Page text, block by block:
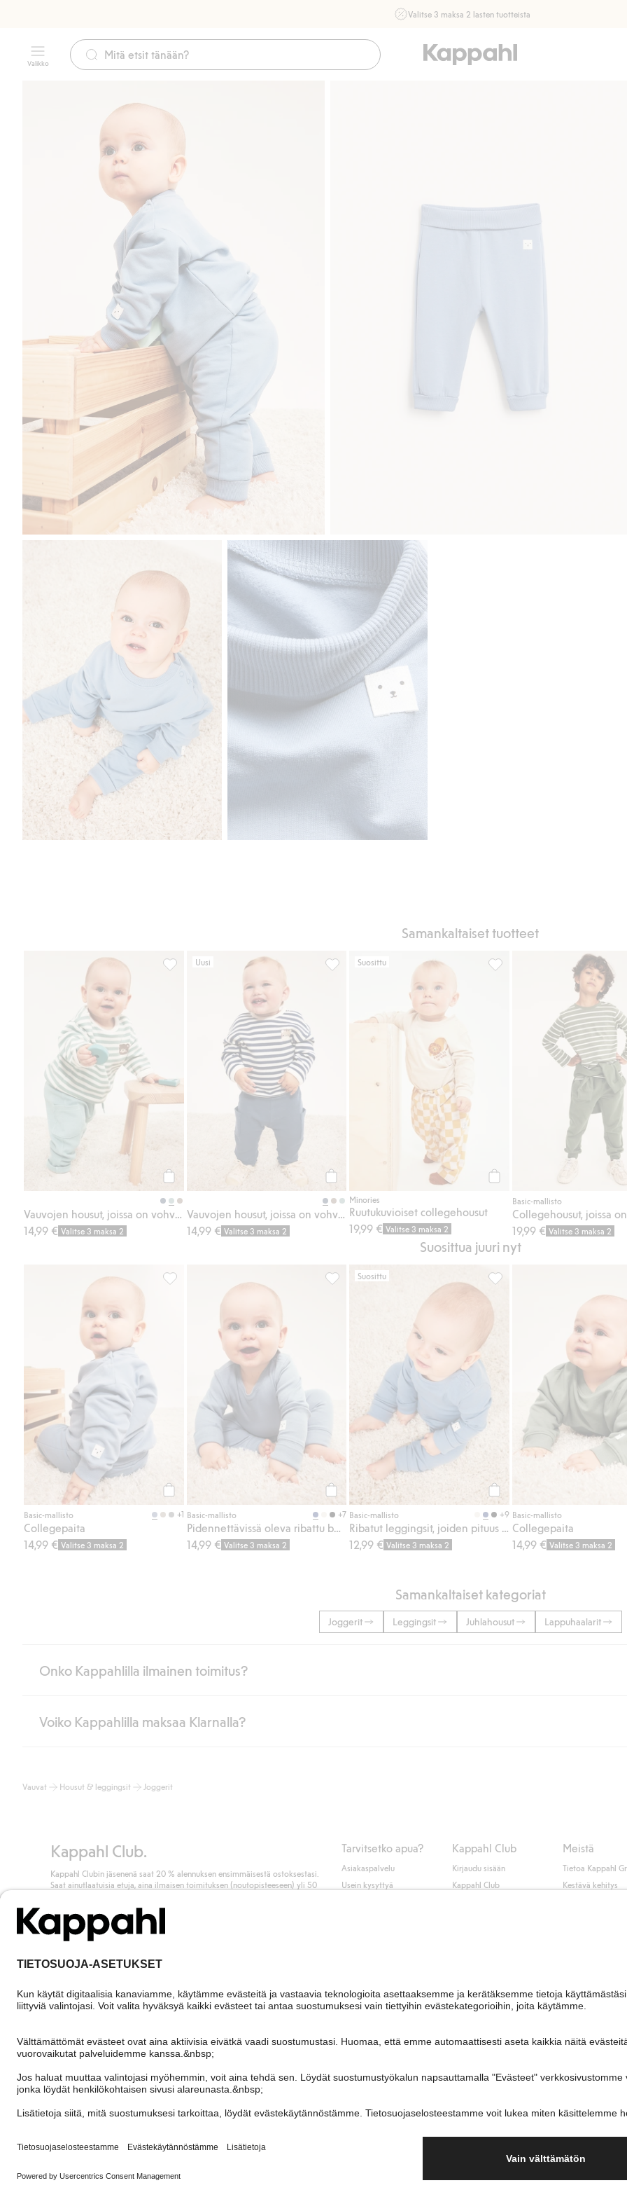
Valitse 3 maksa 2 lasten tuotteista
16.8. asti myymälässä ja verkossa. Ei voi yhdistää muihin
alennuksiin tai tarjouksiin.
Valikko
Sujuva maksaminen Klarnalla
Samankaltaiset tuotteet
Osta
Vauvojen housut, joissa on vohvelipinta
14,99 € Valitse 3 maksa 2
Vauvojen housut, joissa on vohvelipinta, Lisää suosikkeihin
Uusi
Osta
Vauvojen housut, joissa on vohvelipinta
14,99 € Valitse 3 maksa 2
Vauvojen housut, joissa on vohvelipinta, Lisää suosikkeihin
Suosittu
Minories
Ruutukuvioiset collegehousut
19,99 € Valitse 3 maksa 2
Ruutukuvioiset
Basic-mallisto
19,99 € Valitse 3 maksa 2
Suosittua juuri nyt
Osta
Basic-mallisto +1
Collegepaita
14,99 € Valitse 3 maksa 2
Collegepaita, Lisää suosikkeihin
Osta
Basic-mallisto +7
Pidennettävissä oleva ribattu body
14,99 € Valitse 3 maksa 2
Pidennettävissä oleva ribattu body, Lisää suosikkeihin
Suosittu
Osta
Basic-mallisto +9
Ribatut leggingsit, joiden pituus on säädettävissä
12,99 € Valitse 3 maksa 2
Ribatut leggingsit, joiden
Basic-mallisto
Collegepaita
14,99 € Valitse 3 maksa 2
Samankaltaiset kategoriat
Joggerit Leggingsit Juhlahousut Lappuhaalarit
Onko Kappahlilla ilmainen toimitus?
Jos olet Kappahl Clubin jäsen, saat aina ilmaisen toimituksen myymälään tai yli 50 euron ostoksiin, kun valitset toimituksen noutopisteeseen
Lue lisää
Voiko Kappahlilla maksaa Klarnalla?
Klikkaamalla “Maksa tilaus” hyväksyt Kappahlin yleiset ehdot.
Vauvat Housut & leggingsit Joggerit
Kappahl Club.
Kappahl Clubin jäsenenä saat 20 % alennuksen ensimmäisestä ostoksestasi.
Saat ainutlaatuisia etuja, aina ilmaisen toimituksen (noutopisteeseen) yli 50
Liity jäseneksi
Tarvitsetko apua?
Asiakaspalvelu
Usein kysyttyä
Peru ostoksesi
Kappahl Club
Kirjaudu sisään
Kappahl Club
Meistä
Tietoa Kappahl
Kestävä kehitys
Finland Vaihda maata
Cookies